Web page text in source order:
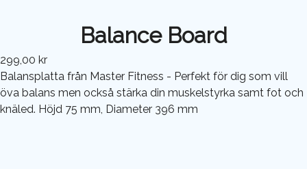
Balance Board
299,00 kr
Balansplatta från Master Fitness - Perfekt för dig som vill
öva balans men också stärka din muskelstyrka samt fot och
knäled. Höjd 75 mm, Diameter 396 mm